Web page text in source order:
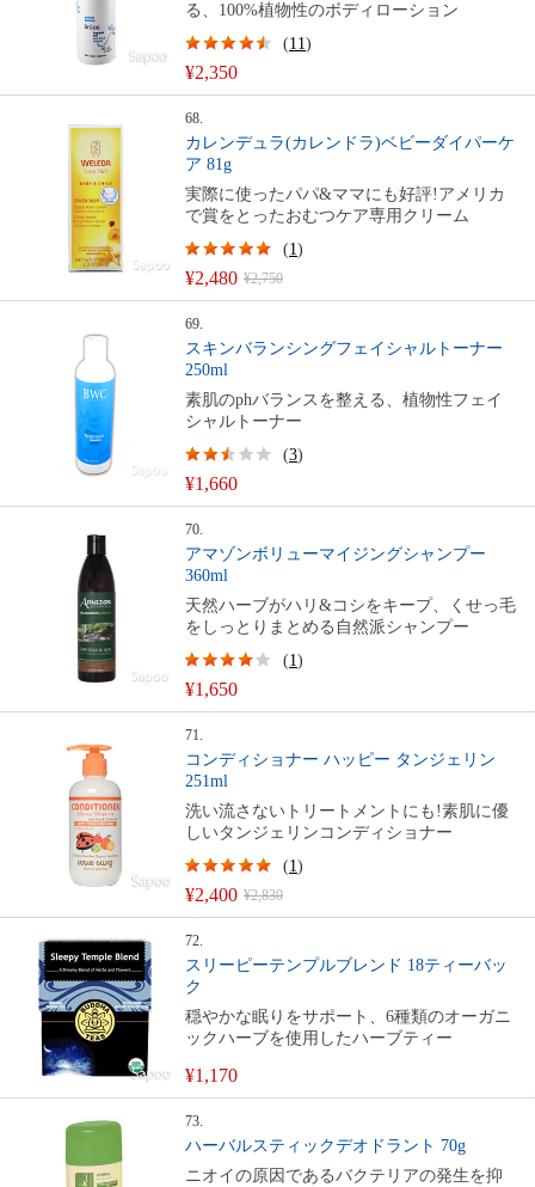
る、100%植物性のボディローション
¥2,350
(11)
68.
カレンデュラ(カレンドラ)ベビーダイパーケ
ア 81g
実際に使ったパパ&ママにも好評!アメリカ
で賞をとったおむつケア専用クリーム
¥2,480 ¥2,750
(1)
69.
スキンバランシングフェイシャルトーナー
250ml
素肌のphバランスを整える、植物性フェイ
シャルトーナー
¥1,660
(3)
70.
アマゾンボリューマイジングシャンプー
360ml
天然ハーブがハリ&コシをキープ、くせっ毛
をしっとりまとめる自然派シャンプー
¥1,650
(1)
71.
コンディショナー ハッピー タンジェリン
251ml
洗い流さないトリートメントにも!素肌に優
しいタンジェリンコンディショナー
¥2,400 ¥2,830
(1)
72.
スリーピーテンプルブレンド 18ティーバッ
ク
穏やかな眠りをサポート、6種類のオーガニ
ックハーブを使用したハーブティー
¥1,170
73.
ハーバルスティックデオドラント 70g
ニオイの原因であるバクテリアの発生を抑